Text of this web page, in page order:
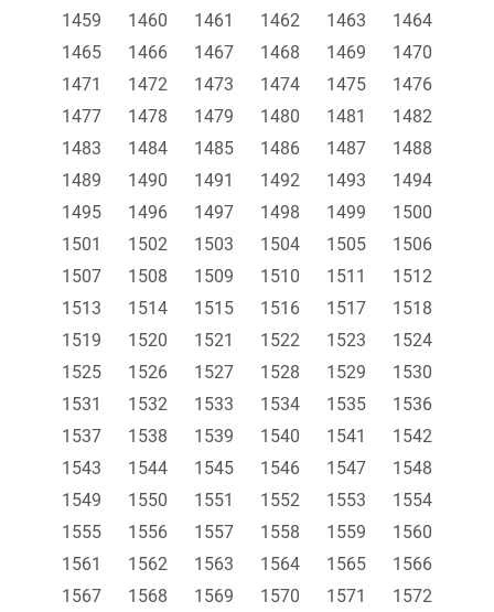
1459
1460 1461 1462 1463
1464
1465
1466 1467 1468 1469
1470
1471
1472 1473 1474 1475
1476
1477
1478 1479 1480 1481
1482
1483
1484 1485 1486 1487
1488
1489
1490 1491 1492 1493
1494
1495
1496 1497 1498 1499
1500
1501
1502 1503 1504 1505
1506
1507
1508 1509 1510 1511
1512
1513
1514 1515 1516 1517
1518
1519
1520 1521 1522 1523
1524
1525
1526 1527 1528 1529
1530
1531
1532 1533 1534 1535
1536
1537
1538 1539 1540 1541
1542
1543
1544 1545 1546 1547
1548
1549
1550 1551 1552 1553
1554
1555
1556 1557 1558 1559
1560
1561
1562 1563 1564 1565
1566
1567
1568 1569 1570 1571
1572